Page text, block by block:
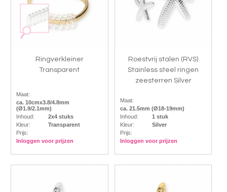
Ringverkleiner
Transparent
Maat:
ca. 10cmx3.8/4.8mm
(Ø1.9/2.1mm)
Inhoud:
2x4 stuks
Kleur:
Transparent
Prijs:
Inloggen voor prijzen
Roestvrij stalen (RVS)
Stainless steel ringen
zeesterren Silver
Maat:
ca. 21.5mm (Ø18-19mm)
Inhoud:
1 stuk
Kleur:
Silver
Prijs:
Inloggen voor prijzen